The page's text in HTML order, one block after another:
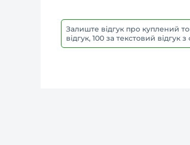
Залиште відгук про куплений
відгук, 100 за текстовий відгук